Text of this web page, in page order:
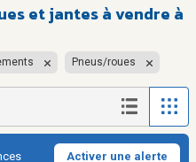
et jantes à vendre à
Pneus/roues
Activer une alerte